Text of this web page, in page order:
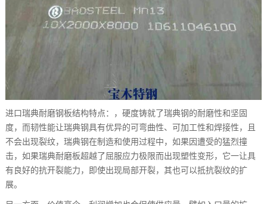
进口瑞典耐磨钢板结构特点：，硬度铸就了瑞典钢的耐磨性和坚固
度，而韧性能让瑞典钢具有优异的可弯曲性、可加工性和焊接性，且
不会出现裂纹，瑞典钢在制造和使用过程中，如果因遭受的猛烈撞
击，如果瑞典耐磨板超越了屈服应力极限而出现塑性变形，它一让具
有良好的抗开裂能力，即使出现局部开裂，其也可以抵抗裂纹的扩
展。